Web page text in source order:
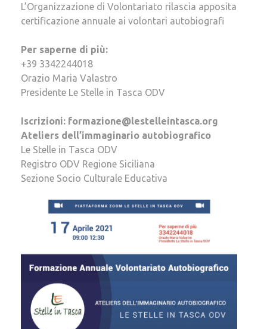
L’Organizzazione di Volontariato rilascia apposita
certificazione annuale ai volontari autobiografi
Per saperne di più:
+39 3342244018
Orazio Maria Valastro
Presidente Le Stelle in Tasca ODV
Iscrizioni: formazione@lestelleintasca.org
Ateliers dell’immaginario autobiografico
Le Stelle in Tasca ODV
Registro ODV Regione Siciliana
Sezione Socio Culturale Educativa